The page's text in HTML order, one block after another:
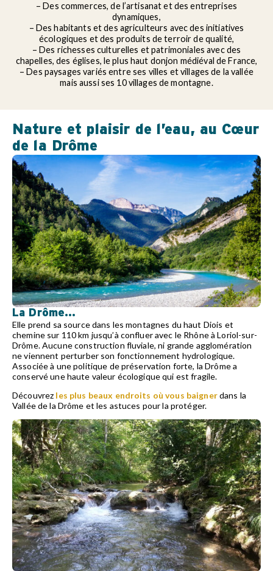
– Des commerces, de l’artisanat et des entreprises
dynamiques,
– Des habitants et des agriculteurs avec des initiatives
écologiques et des produits de terroir de qualité,
– Des richesses culturelles et patrimoniales avec des
chapelles, des églises, le plus haut donjon médiéval de France,
– Des paysages variés entre ses villes et villages de la vallée
mais aussi ses 10 villages de montagne.
Nature et plaisir de l’eau, au Cœur
de la Drôme
La Drôme...
Elle prend sa source dans les montagnes du haut Diois et
chemine sur 110 km jusqu’à confluer avec le Rhône à Loriol-sur-
Drôme. Aucune construction fluviale, ni grande agglomération
ne viennent perturber son fonctionnement hydrologique.
Associée à une politique de préservation forte, la Drôme a
conservé une haute valeur écologique qui est fragile.
Découvrez les plus beaux endroits où vous baignerdans la
Vallée de la Drôme et les astuces pour la protéger.